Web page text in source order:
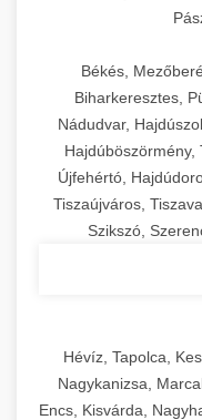
Békés,
Biharkeresztes,
Nádudvar,
Hajdúböszörmény,
Újfehértó,
Tiszaújváros,
Szikszó,
Hévíz, Tapolca,
Nagykanizsa,
Encs, Kisvárda,